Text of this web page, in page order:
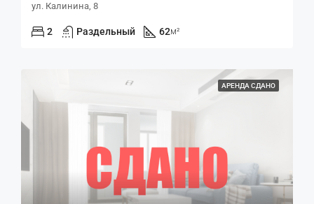
ул. Калинина, 8
2 Раздельный 62м²
АРЕНДА СДАНО